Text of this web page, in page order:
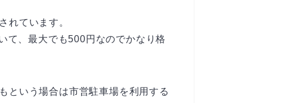
されています。
て、最大でも500円なのでかなり格
という場合は市営駐車場を利用する